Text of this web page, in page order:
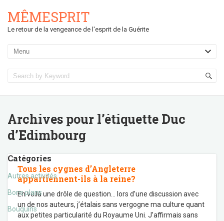
MÊMESPRIT
Le retour de la vengeance de l'esprit de la Guérite
Archives pour l’étiquette Duc
d’Edimbourg
Catégories
Autres activités
Bons plans
Bouquins
Tous les cygnes d’Angleterre
appartiennent-ils à la reine?
En voilà une drôle de question… lors d’une discussion avec
un de nos auteurs, j’étalais sans vergogne ma culture quant
aux petites particularité du Royaume Uni. J’affirmais sans